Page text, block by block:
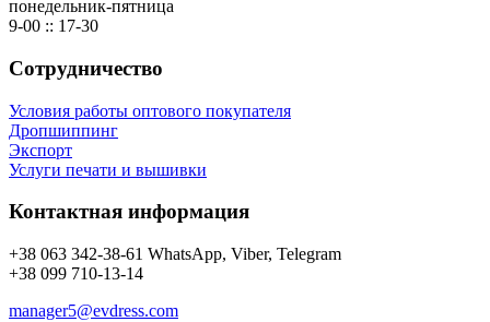
понедельник-пятница
9-00 :: 17-30
Сотрудничество
Условия работы оптового покупателя
Дропшиппинг
Экспорт
Услуги печати и вышивки
Контактная информация
+38 063 342-38-61 WhatsApp, Viber, Telegram
+38 099 710-13-14
manager5@evdress.com